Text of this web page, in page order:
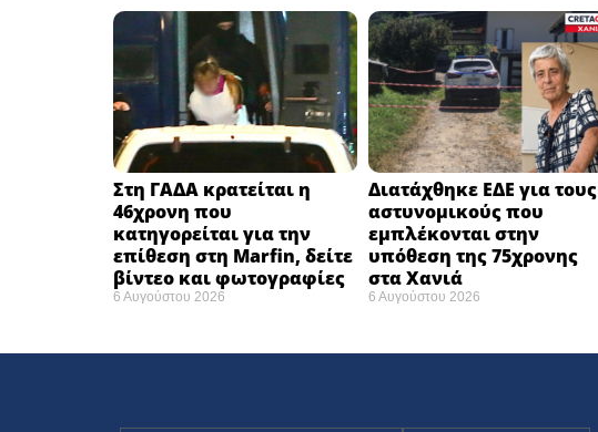
Στη ΓΑΔΑ κρατείται η
46χρονη που
κατηγορείται για την
επίθεση στη Marfin, δείτε
βίντεο και φωτογραφίες
6 Αυγούστου 2026
Διατάχθηκε ΕΔΕ για τους
αστυνομικούς που
εμπλέκονται στην
υπόθεση της 75χρονης
στα Χανιά
6 Αυγούστου 2026